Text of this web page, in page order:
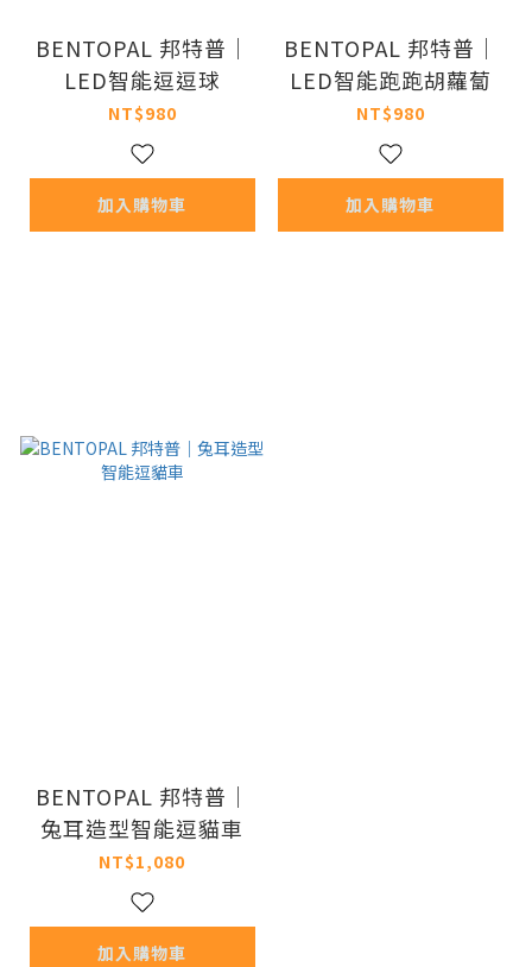
BENTOPAL 邦特普｜
LED智能逗逗球
NT$980
加入購物車
BENTOPAL 邦特普｜
LED智能跑跑胡蘿蔔
NT$980
加入購物車
BENTOPAL 邦特普｜
兔耳造型智能逗貓車
NT$1,080
加入購物車